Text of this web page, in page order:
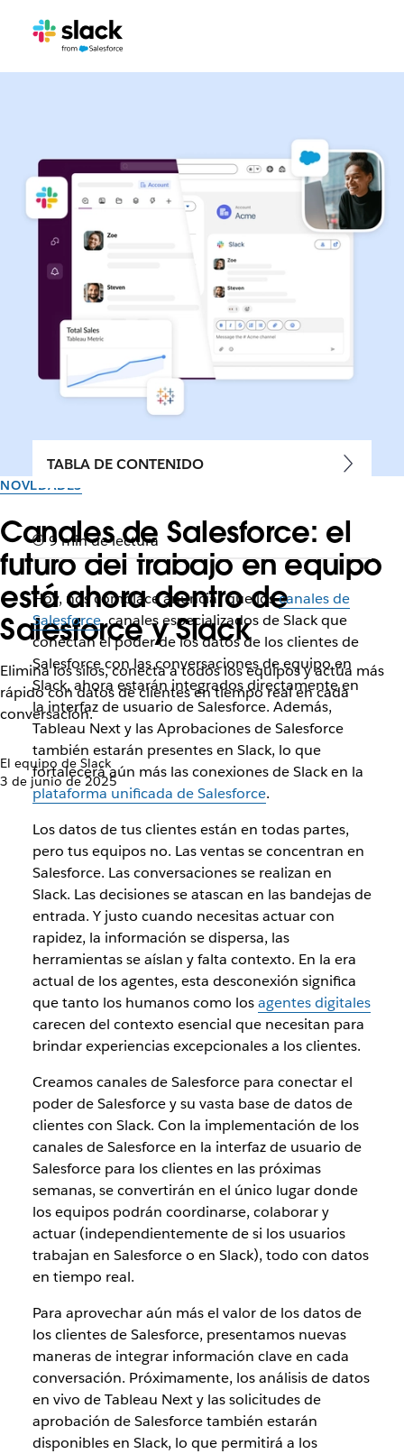
NOVEDADES
Canales de Salesforce: el
futuro del trabajo en equipo
está ahora dentro de
Salesforce y Slack
Elimina los silos, conecta a todos los equipos y actúa más
rápido con datos de clientes en tiempo real en cada
conversación.
El equipo de Slack
3 de junio de 2025
TABLA DE CONTENIDO
9 min de lectura
Hoy, nos complace anunciar que loscanales de
Salesforce, canales especializados de Slack que
conectan el poder de los datos de los clientes de
Salesforce con las conversaciones de equipo en
Slack, ahora estarán integrados directamente en
la interfaz de usuario de Salesforce. Además,
Tableau Next y las Aprobaciones de Salesforce
también estarán presentes en Slack, lo que
fortalecerá aún más las conexiones de Slack en la
plataforma unificada de Salesforce.
Los datos de tus clientes están en todas partes,
pero tus equipos no. Las ventas se concentran en
Salesforce. Las conversaciones se realizan en
Slack. Las decisiones se atascan en las bandejas de
entrada. Y justo cuando necesitas actuar con
rapidez, la información se dispersa, las
herramientas se aíslan y falta contexto. En la era
actual de los agentes, esta desconexión significa
que tanto los humanos como losagentes digitales
carecen del contexto esencial que necesitan para
brindar experiencias excepcionales a los clientes.
Creamos canales de Salesforce para conectar el
poder de Salesforce y su vasta base de datos de
clientes con Slack. Con la implementación de los
canales de Salesforce en la interfaz de usuario de
Salesforce para los clientes en las próximas
semanas, se convertirán en el único lugar donde
los equipos podrán coordinarse, colaborar y
actuar (independientemente de si los usuarios
trabajan en Salesforce o en Slack), todo con datos
en tiempo real.
Para aprovechar aún más el valor de los datos de
los clientes de Salesforce, presentamos nuevas
maneras de integrar información clave en cada
conversación. Próximamente, los análisis de datos
en vivo de Tableau Next y las solicitudes de
aprobación de Salesforce también estarán
disponibles en Slack, lo que permitirá a los